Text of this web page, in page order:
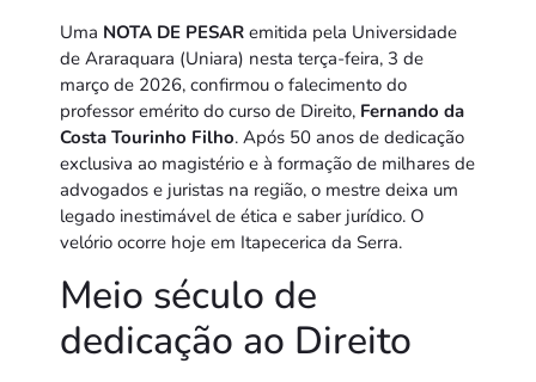
Uma NOTA DE PESAR emitida pela Universidade
de Araraquara (Uniara) nesta terça-feira, 3 de
março de 2026, confirmou o falecimento do
professor emérito do curso de Direito, Fernando da
Costa Tourinho Filho. Após 50 anos de dedicação
exclusiva ao magistério e à formação de milhares de
advogados e juristas na região, o mestre deixa um
legado inestimável de ética e saber jurídico. O
velório ocorre hoje em Itapecerica da Serra.
Meio século de
dedicação ao Direito